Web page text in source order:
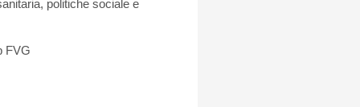
politiche sociale e
FVG